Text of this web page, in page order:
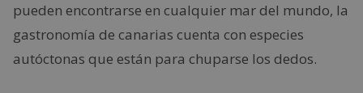
pueden encontrarse en cualquier mar del mundo, la
gastronomía de canarias cuenta con especies
autóctonas que están para chuparse los dedos.